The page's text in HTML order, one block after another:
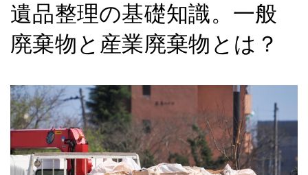
遺品整理の基礎知識。一般
廃棄物と産業廃棄物とは？